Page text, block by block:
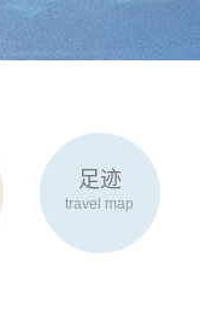
足迹
travel map